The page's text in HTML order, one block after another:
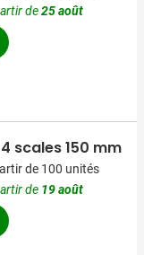
de25 août
scales 150 mm
de 100 unités
de 19 août